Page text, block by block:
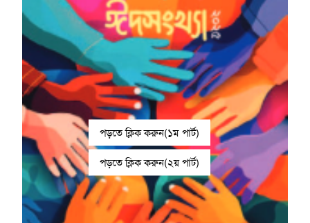
পড়তে ক্লিক করুন(১ম পার্ট)
পড়তে ক্লিক করুন(২য় পার্ট)